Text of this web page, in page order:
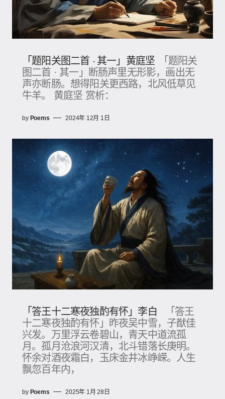
「题阳关图二首 · 其一」黄庭坚
「题阳关
图二首 · 其一」断肠声里无形影，画出无
声亦断肠。想得阳关更西路，北风低草见
牛羊。 黄庭坚 赏析：
by Poems 2024年 12月 1日
「答王十二寒夜独酌有怀」李白
「答王
十二寒夜独酌有怀」昨夜吴中雪，子猷佳
兴发。万里浮云卷碧山，青天中道流孤
月。孤月沧浪河汉清，北斗错落长庚明。
怀余对酒夜霜白，玉床金井冰峥嵘。人生
飘忽百年内，
by Poems 2025年 1月 28日